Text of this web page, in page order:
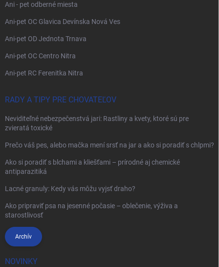
Ani - pet odberné miesta
Ani-pet OC Glavica Devínska Nová Ves
Ani-pet OD Jednota Trnava
Ani-pet OC Centro Nitra
Ani-pet RC Ferenitka Nitra
RADY A TIPY PRE CHOVATEĽOV
Neviditeľné nebezpečenstvá jari: Rastliny a kvety, ktoré sú pre
zvieratá toxické
Prečo váš pes, alebo mačka mení srsť na jar a ako si poradiť s chlpmi?
Ako si poradiť s blchami a kliešťami – prírodné aj chemické
antiparazitiká
Lacné granuly: Kedy vás môžu vyjsť draho?
Ako pripraviť psa na jesenné počasie – oblečenie, výživa a
starostlivosť
Archív
NOVINKY